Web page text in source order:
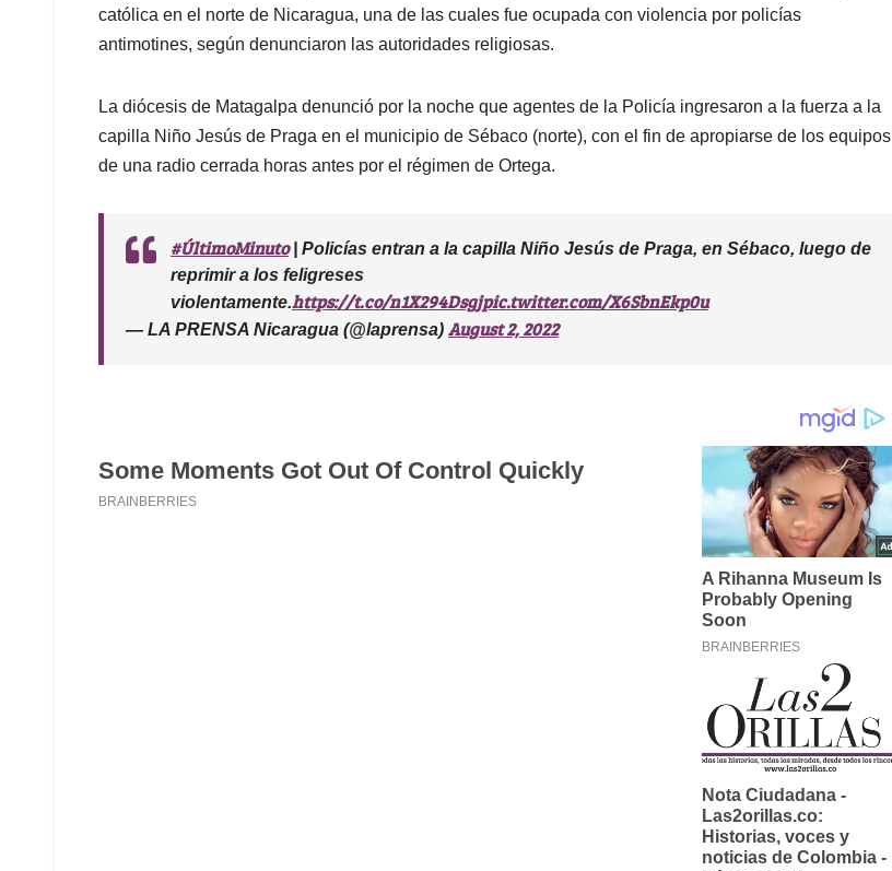
p
p
o
k
I
n
s
católica en el norte de Nicaragua, una de las cuales fue ocupada con violencia por policías
antimotines, según denunciaron las autoridades religiosas.
La diócesis de Matagalpa denunció por la noche que agentes de la Policía ingresaron a la fuerza a la
capilla Niño Jesús de Praga en el municipio de Sébaco (norte), con el fin de apropiarse de los equipos
de una radio cerrada horas antes por el régimen de Ortega.
#ÚltimoMinuto| Policías entran a la capilla Niño Jesús de Praga, en Sébaco, luego de
reprimir a los feligreses
violentamente.https://t.co/n1X294Dsgjpic.twitter.com/X6SbnEkp0u
— LA PRENSA Nicaragua (@laprensa) August 2, 2022